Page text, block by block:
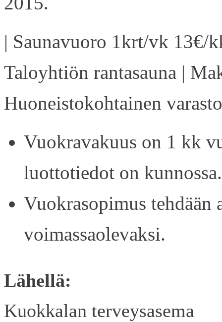
| Saunavuoro 1krt/vk 13€/
Taloyhtiön rantasauna |
Huoneistokohtainen
Vuokravakuus on 1 kk
luottotiedot on kunnossa.
Vuokrasopimus tehdään
voimassaolevaksi.
Lähellä:
Kuokkalan terveysasema